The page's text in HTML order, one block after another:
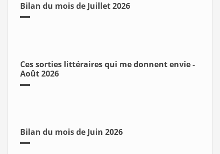
Bilan du mois de Juillet 2026
Ces sorties littéraires qui me donnent envie -
Août 2026
Bilan du mois de Juin 2026